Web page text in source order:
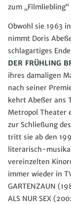
zum
Obwohl sie 1963
nimmt Doris
schlagartiges
DER FRÜHLING
ihres damaligen
nach seiner
kehrt Abeßer ans
Metropol Theater
zur Schließung
tritt sie ab den
literarisch-
vereinzelten
immer wieder in
GARTENZAUN
ALS NUR SEX